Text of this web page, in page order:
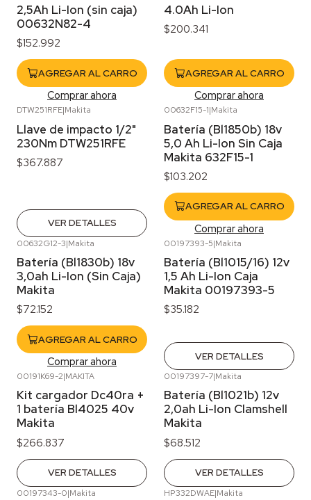
2,5Ah Li-Ion (sin caja)
00632N82-4
$152.992
AGREGAR AL CARRO
Comprar ahora
4.0Ah Li-Ion
$200.341
AGREGAR AL CARRO
Comprar ahora
DTW251RFE|Makita
Llave de impacto 1/2"
230Nm DTW251RFE
$367.887
VER DETALLES
00632F15-1|Makita
Batería (Bl1850b) 18v
5,0 Ah Li-Ion Sin Caja
Makita 632F15-1
$103.202
AGREGAR AL CARRO
Comprar ahora
00632G12-3|Makita
Batería (Bl1830b) 18v
3,0ah Li-Ion (Sin Caja)
Makita
$72.152
AGREGAR AL CARRO
Comprar ahora
00197393-5|Makita
Batería (Bl1015/16) 12v
1,5 Ah Li-Ion Caja
Makita 00197393-5
$35.182
VER DETALLES
00191K69-2|MAKITA
Kit cargador Dc40ra +
1 batería Bl4025 40v
Makita
$266.837
VER DETALLES
00197397-7|Makita
Batería (Bl1021b) 12v
2,0ah Li-Ion Clamshell
Makita
$68.512
VER DETALLES
00197343-0|Makita HP332DWAE|Makita